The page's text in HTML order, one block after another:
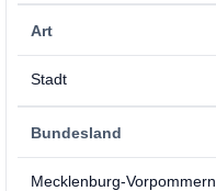
Art
Stadt
Bundesland
Mecklenburg-Vorpommern